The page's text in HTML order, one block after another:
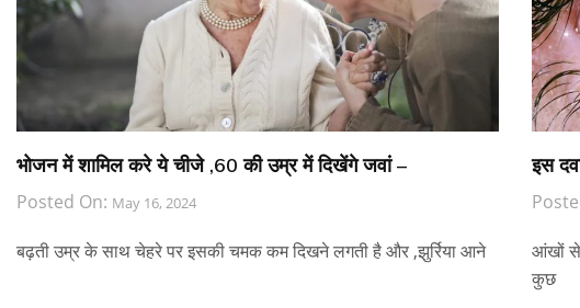
भोजन में शामिल करे ये चीजे ,60 की उम्र में दिखेंगे जवां –
Posted On: May 16, 2024
बढ़ती उम्र के साथ चेहरे पर इसकी चमक कम दिखने लगती है और ,झुर्रिया आने
इस
आंखों से
कुछ